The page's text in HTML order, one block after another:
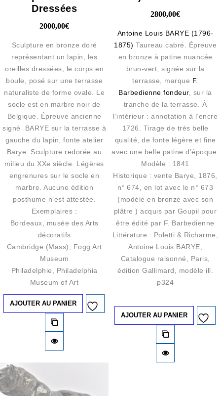
Dressées
2000,00€
Sculpture en bronze doré
représentant un lapin, les
oreilles dressées, le corps en
boule, posé sur une terrasse
naturaliste de forme ovale. Le
socle est en marbre noir de
Belgique. Épreuve ancienne
signé BARYE sur la terrasse à
gauche du lapin, fonte atelier
Barye. Sculpture redorée au
milieu du XXe siècle. Légères
engrenures sur le socle en
marbre. Aucune édition
posthume n’est attestée.
Exemplaires :
Bordeaux, musée des Arts
décoratifs
Cambridge (Mass), Fogg Art
Museum
Philadelphie, Philadelphia
Museum of Art
AJOUTER AU PANIER
2800,00€
Antoine Louis BARYE (1796-
1875) Taureau cabré. Épreuve
en bronze à patine nuancée
brun-vert, signée sur la
terrasse, marque F.
Barbedienne fondeur, sur la
tranche de la terrasse. À
l’intérieur : annotation à l’encre
1726. Tirage de très belle
qualité, de fonte légère et fine
avec une belle patine d’époque.
Modèle : 1841
Historique : vente Barye, 1876,
n° 674, en lot avec le n° 673
(modèle en bronze avec son
plâtre ) acquis par Goupil pour
être édité par F. Barbedienne
Littérature : Poletti & Richarme,
Antoine Louis BARYE,
Catalogue raisonné, Paris,
édition Gallimard, modèle ill.
p324
AJOUTER AU PANIER